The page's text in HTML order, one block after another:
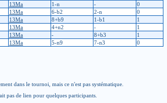
13Ma 1-n -
0
13Ma 6-b2 2-n
0
13Ma 8+b9 1-b1
1
13Ma 4+n2 -
1
13Ma - 8+b3
1
13Ma 5-n9 7-n3
0
dans le tournoi, mais ce n'est pas systématique.
pas de lien pour quelques participants.